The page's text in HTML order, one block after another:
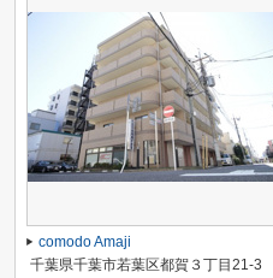
comodo Amaji
千葉県千葉市若葉区都賀３丁目21-3